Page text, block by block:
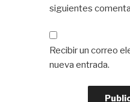
siguientes
Recibir un correo
nueva entrada.